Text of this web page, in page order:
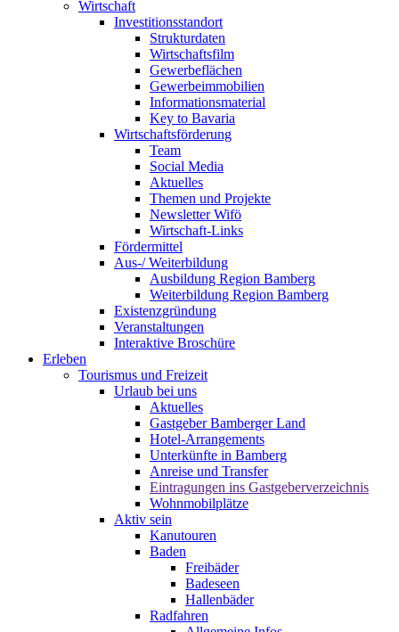
Wirtschaft
Investitionsstandort
Strukturdaten
Wirtschaftsfilm
Gewerbeflächen
Gewerbeimmobilien
Informationsmaterial
Key to Bavaria
Wirtschaftsförderung
Team
Social Media
Aktuelles
Themen und Projekte
Newsletter Wifö
Wirtschaft-Links
Fördermittel
Aus-/ Weiterbildung
Ausbildung Region Bamberg
Weiterbildung Region Bamberg
Existenzgründung
Veranstaltungen
Interaktive Broschüre
Erleben
Tourismus und Freizeit
Urlaub bei uns
Aktuelles
Gastgeber Bamberger Land
Hotel-Arrangements
Unterkünfte in Bamberg
Anreise und Transfer
Eintragungen ins Gastgeberverzeichnis
Wohnmobilplätze
Aktiv sein
Kanutouren
Baden
Freibäder
Badeseen
Hallenbäder
Radfahren